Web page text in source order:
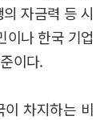
자금력 등 시
이나 한국 기업
이다.
차지하는 비